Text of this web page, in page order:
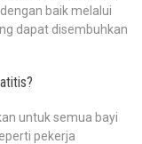
baik melalui
dapat disembuhkan
untuk semua bayi
pekerja